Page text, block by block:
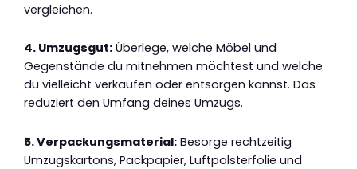
vergleichen.
4. Umzugsgut: Überlege, welche Möbel und
Gegenstände du mitnehmen möchtest und welche
du vielleicht verkaufen oder entsorgen kannst. Das
reduziert den Umfang deines Umzugs.
5. Verpackungsmaterial: Besorge rechtzeitig
Umzugskartons, Packpapier, Luftpolsterfolie und